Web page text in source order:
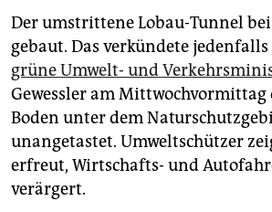
unterstützen
abo
genossenschaft
epaper login
Der umstrittene Lobau-Tunnel
gebaut. Das verkündete jedenfalls
grüne Umwelt- und
Gewessler am
Boden unter dem
unangetastet. Umweltschützer
erfreut, Wirtschafts- und
verärgert.